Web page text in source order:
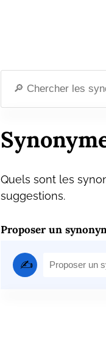
Quels sont les
suggestions.
Proposer un
✍️